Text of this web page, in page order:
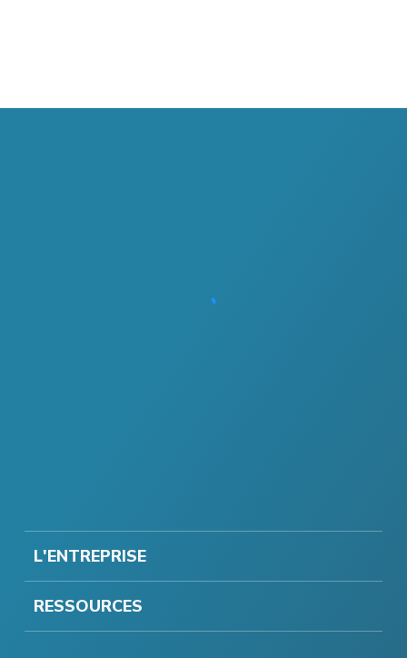
L'ENTREPRISE
RESSOURCES